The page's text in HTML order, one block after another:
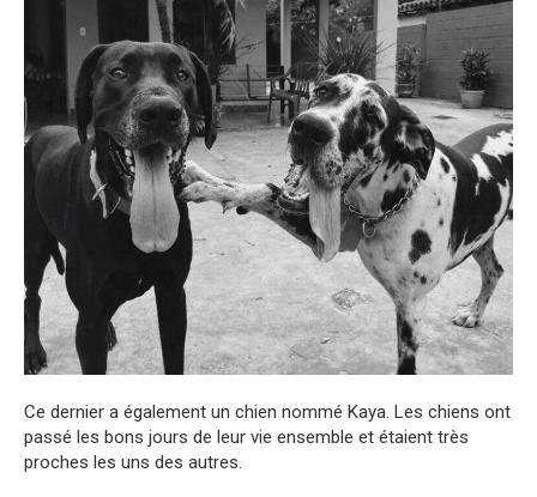
Ce dernier a également un chien nommé Kaya. Les chiens ont
passé les bons jours de leur vie ensemble et étaient très
proches les uns des autres.